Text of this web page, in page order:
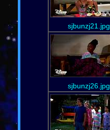
sjbunzj21.jpg
sjbunzj26.jpg